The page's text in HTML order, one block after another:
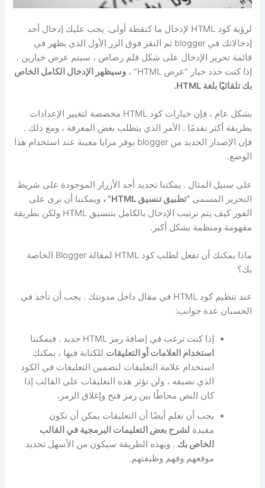
لرؤية كود HTML لإدخال ما كنقطة أولى. يجب عليك إدخال أحد
إدخالاتك في blogger ثم النقر فوق الزر الأول الذي يظهر في
قائمة تحرير الإدخال على شكل قلم رصاص ، سيتم عرض خيارين .
إذا كنت حدد خيار “عرض HTML” ،
وسيظهر الإدخال الكامل الخاص
بك تلقائيًا بلغة HTML.
بشكل عام ، فإن خيارات كود HTML مخصصة لتغيير الإعدادات
بطريقة أكثر تقدمًا . الأمر الذي يتطلب بعض المعرفة ، ومع ذلك .
فإن الإصدار الجديد من blogger يوفر مزايا معينة عند استخدام هذا
الوضع.
على سبيل المثال . يمكننا تحديد أحد الأزرار الموجودة على شريط
التحرير المسمى“تطبيق تنسيق HTML” ،
ويمكننا أن نرى على
الفور كيف يتم ترتيب الإدخال بالكامل بتنسيق HTML ولكن بطريقة
مفهومة ومنظمة بشكل أكبر.
ماذا يمكنك أن تفعل لطلب كود HTML لمقالة Blogger الخاصة
بك؟
عند تنظيم كود HTML في مقال داخل مدونتك . يجب أن تأخذ في
الحسبان عدة جوانب:
إذا كنت ترغب في إضافة رمز HTML جديد . فيمكننا
استخدام العلامات أو التعليقات للكتابة فيها ، يمكنك
استخدام علامة التعليقات لتضمين التعليقات في الكود
الذي نضيفه ، ولن تؤثر هذه التعليقات على القالب إذا
كان النص محاطًا بين رمز فتح وإغلاق الرمز.
يجب أن تعلم أيضًا أن التعليقات يمكن أن تكون
مفيدة لشرح بعض التعليمات البرمجية في القالب
الخاص بك . وبهذه الطريقة سيكون من الأسهل تحديد
موقعهم وفهم وظيفتهم.